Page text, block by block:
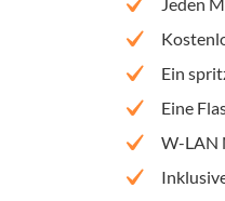
Ein
Eine
W-LAN